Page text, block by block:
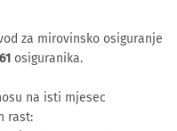
za mirovinsko osiguranje
osiguranika.
na isti mjesec
rast: